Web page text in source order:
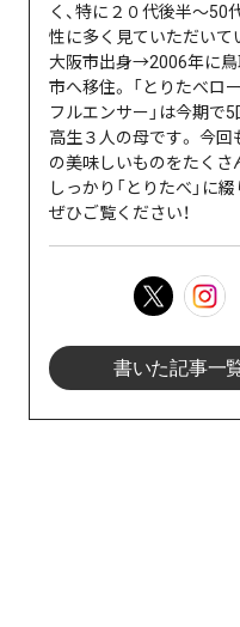
く、特に２０代後半〜50
性に多く見ていただいて
大阪市出身→2006年に鳥
市へ移住。 「とりたべロ
フルエンサー」は今期で5
高生３人の母です。 今回
の美味しいものをたくさ
しっかり「とりたべ」に
ぜひご覧ください！
書いた記事一